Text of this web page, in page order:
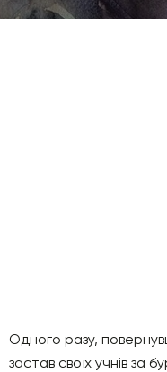
Одного разу,
застав своїх учнів за